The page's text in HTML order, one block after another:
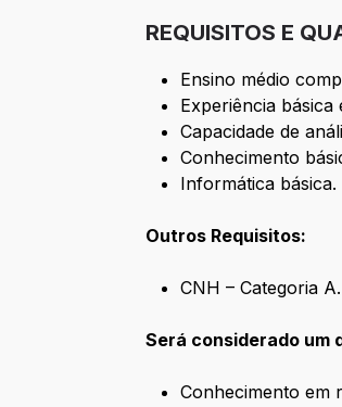
REQUISITOS E
Ensino médio
Experiência
Capacidade de
Conhecimento
Informática básica.
Outros Requisitos:
CNH – Categoria A.
Será considerado um
Conhecimento em